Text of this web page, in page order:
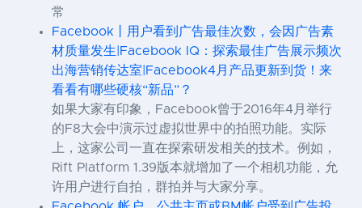
常
Facebook丨用户看到广告最佳次数，会因广告素
材质量发生|Facebook IQ：探索最佳广告展示频次
出海营销传达室|Facebook4月产品更新到货！来
看看有哪些硬核“新品”？
如果大家有印象，Facebook曾于2016年4月举行
的F8大会中演示过虚拟世界中的拍照功能。实际
上，这家公司一直在探索研发相关的技术。例如，
Rift Platform 1.39版本就增加了一个相机功能，允
许用户进行自拍，群拍并与大家分享。